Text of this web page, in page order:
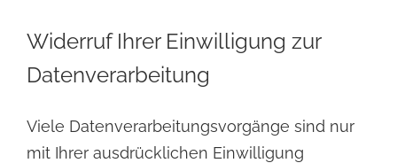
Widerruf Ihrer Einwilligung zur
Datenverarbeitung
Viele Datenverarbeitungsvorgänge sind nur
mit Ihrer ausdrücklichen Einwilligung